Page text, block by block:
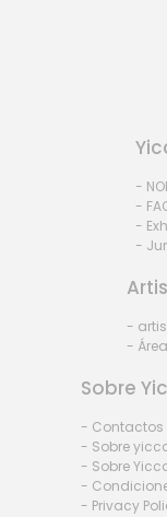
-
-
-
-
-
-
Sobre
- Contactos
- Sobre
- Sobre
-
- Privacy